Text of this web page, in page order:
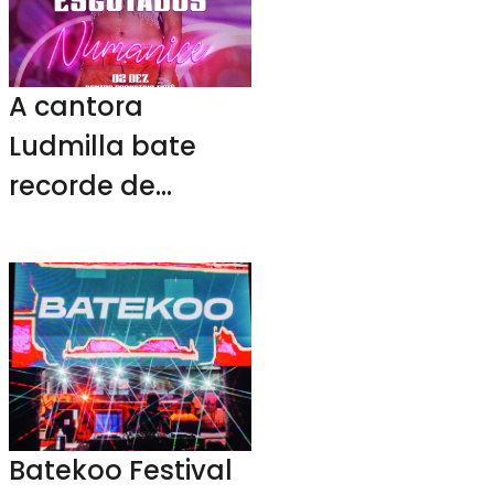
A cantora
Ludmilla bate
recorde de
“Numanice” e
comemora em
sua rede
Batekoo Festival